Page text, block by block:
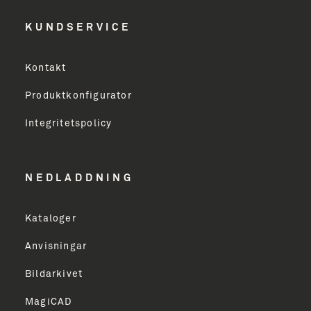
Virksomhed
Email Address
KUNDSERVICE
Kontakt
Produktkonfigurator
Integritetspolicy
NEDLADDNING
Kataloger
Anvisningar
Bildarkivet
MagiCAD